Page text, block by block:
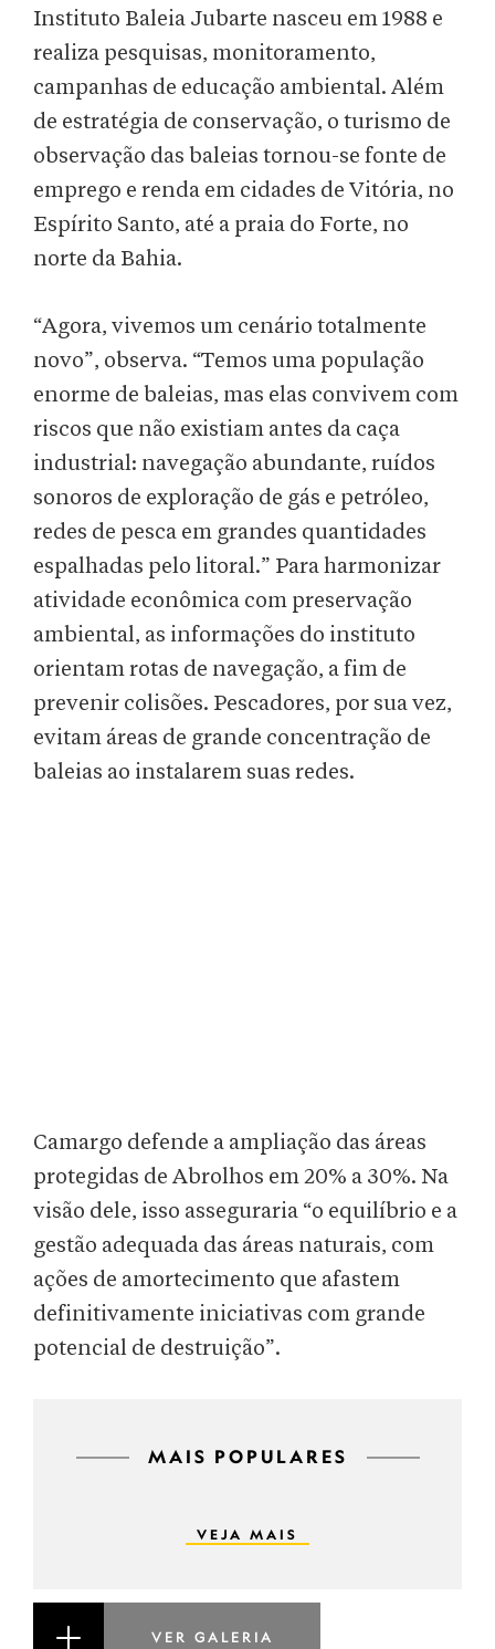
Instituto Baleia Jubarte nasceu em 1988 e
realiza pesquisas, monitoramento,
campanhas de educação ambiental. Além
de estratégia de conservação, o turismo de
observação das baleias tornou-se fonte de
emprego e renda em cidades de Vitória, no
Espírito Santo, até a praia do Forte, no
norte da Bahia.
“Agora, vivemos um cenário totalmente
novo”, observa. “Temos uma população
enorme de baleias, mas elas convivem com
riscos que não existiam antes da caça
industrial: navegação abundante, ruídos
sonoros de exploração de gás e petróleo,
redes de pesca em grandes quantidades
espalhadas pelo litoral.” Para harmonizar
atividade econômica com preservação
ambiental, as informações do instituto
orientam rotas de navegação, a fim de
prevenir colisões. Pescadores, por sua vez,
evitam áreas de grande concentração de
baleias ao instalarem suas redes.
Camargo defende a ampliação das áreas
protegidas de Abrolhos em 20% a 30%. Na
visão dele, isso asseguraria “o equilíbrio e a
gestão adequada das áreas naturais, com
ações de amortecimento que afastem
definitivamente iniciativas com grande
potencial de destruição”.
MAIS POPULARES
VEJA MAIS
VER GALERIA